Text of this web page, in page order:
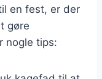
en fest, er der
gøre
nogle tips: